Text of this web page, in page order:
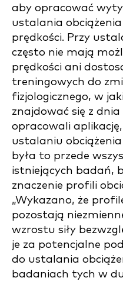
aby opracować
ustalania
prędkości. Przy
często nie mają
prędkości ani
treningowych do
fizjologicznego, w
znajdować się z
opracowali
ustalaniu
była to przede
istniejących badań,
znaczenie profili
„Wykazano, że
pozostają
wzrostu siły
je za potencjalne
do ustalania
badaniach tych w